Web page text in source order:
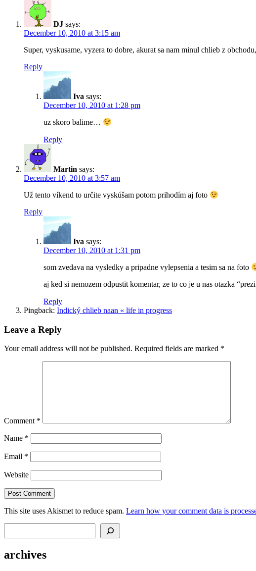
DJ says:
December 10, 2010 at 3:15 am
Super, vyskusame, vyzera to dobre, akurat sa nam minul chlieb z
Reply
Iva says:
December 10, 2010 at 1:28 pm
uz skoro balime…
Reply
Martin says:
December 10, 2010 at 3:57 am
Už tento víkend to určite vyskúšam potom prihodím aj foto
Reply
Iva says:
December 10, 2010 at 1:31 pm
som zvedava na vysledky a pripadne vylepsenia a tesim sa na foto
aj ked si nemozem odpustit komentar, ze to co je u nas otazka
Reply
Pingback: Indický chlieb naan « life in progress
Leave a Reply
Your email address will not be published. Required fields are marked *
Comment *
Name *
Email *
Website
This site uses Akismet to reduce spam. Learn how your comment data is
archives